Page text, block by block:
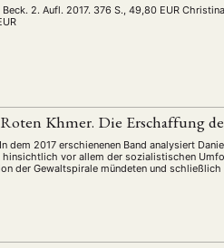
2. Aufl. 2017. 376 S., 49,80 EUR
Khmer. Die Erschaffung
dem 2017 erschienenen Band analysiert
vor allem der sozialistischen
der Gewaltspirale mündeten und